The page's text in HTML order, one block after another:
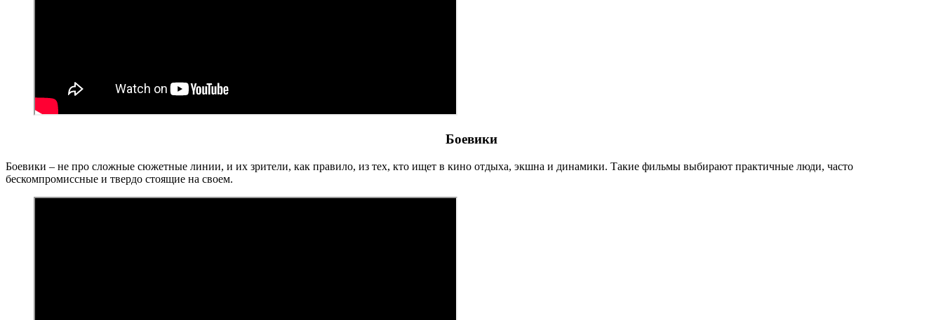
Боевики
Боевики – не про сложные сюжетные линии, и их зрители, как правило, из тех, кто ищет в кино отдыха, экшна и динамики. Такие фильмы выбирают практичные люди, часто
бескомпромиссные и твердо стоящие на своем.